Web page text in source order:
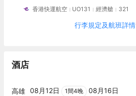
香港快運航空 UO131 經濟艙 321
行李規定及航班詳情
酒店
高雄 08月12日 1間4晚 08月16日